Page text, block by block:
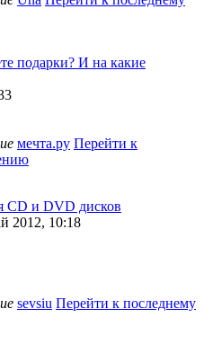
подарки? И на какие
мечта.ру Перейти к
CD и DVD дисков
2012, 10:18
sevsiu Перейти к последнему